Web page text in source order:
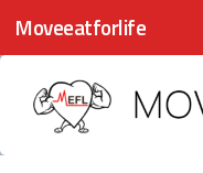
Skip to content
Moveeatforlife